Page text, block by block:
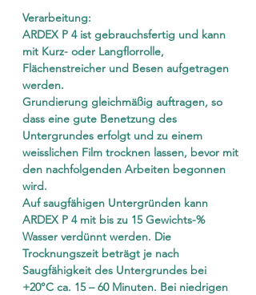
Verarbeitung:
ARDEX P 4 ist gebrauchsfertig und kann
mit Kurz- oder Langflorrolle,
Flächenstreicher und Besen aufgetragen
werden.
Grundierung gleichmäßig auftragen, so
dass eine gute Benetzung des
Untergrundes erfolgt und zu einem
weisslichen Film trocknen lassen, bevor mit
den nachfolgenden Arbeiten begonnen
wird.
Auf saugfähigen Untergründen kann
ARDEX P 4 mit bis zu 15 Gewichts-%
Wasser verdünnt werden. Die
Trocknungszeit beträgt je nach
Saugfähigkeit des Untergrundes bei
+20°C ca. 15 – 60 Minuten. Bei niedrigen